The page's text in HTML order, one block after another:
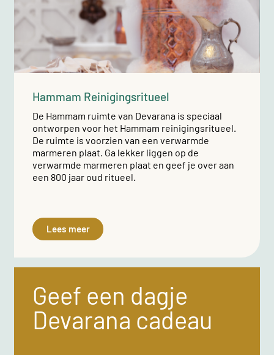
Hammam Reinigingsritueel
De Hammam ruimte van Devarana is speciaal
ontworpen voor het Hammam reinigingsritueel.
De ruimte is voorzien van een verwarmde
marmeren plaat. Ga lekker liggen op de
verwarmde marmeren plaat en geef je over aan
een 800 jaar oud ritueel.
Lees meer
Geef een dagje
Devarana cadeau